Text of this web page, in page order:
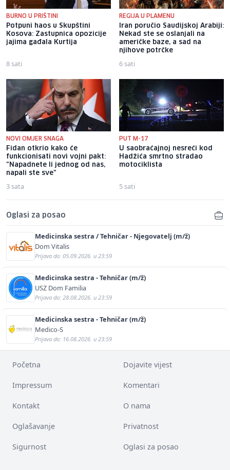
BURNO U PRIŠTINI
Potpuni haos u Skupštini
Kosova: Zastupnica opozicije
jajima gađala Kurtija
8 sati
REGIJA U PLAMENU
Iran poručio Saudijskoj Arabiji:
Nekad ste se oslanjali na
američke baze, a sad na
njihove potrčke
6 sati
NOVI OMJER SNAGA
Fidan otkrio kako će
funkcionisati novi vojni pakt:
"Napadnete li jednog od nas,
napali ste sve"
3 sata
PUT M-17
U saobraćajnoj nesreći kod
Hadžića smrtno stradao
motociklista
5 sati
Oglasi za posao
Medicinska sestra / Tehničar - Njegovatelj (m/ž)
Dom Vitalis
Prijava do: 05.09.2026. u 23:59
Medicinska sestra - Tehničar (m/ž)
USZ Dom Familia
Prijava do: 28.08.2026. u 23:59
Medicinska sestra - Tehničar (m/ž)
Medico-S
Prijava do: 16.08.2026. u 23:59
Početna Dojavite vijest
Impressum Komentari
Kontakt O nama
Oglašavanje Privatnost
Sigurnost Oglasi za posao